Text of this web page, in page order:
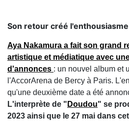
Son retour créé
Aya Nakamura a fait son grand
artistique et médiatique avec
d'annonces : un nouvel album et
l'AccorArena de Bercy à Paris.
qu'une deuxième date a été
L'interprète de " Doudou" se
2023 ainsi que le 27 mai dans